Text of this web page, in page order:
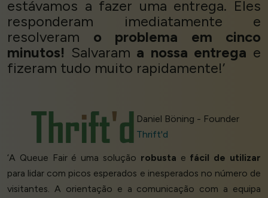
estávamos a fazer uma entrega. Eles
responderam imediatamente e
resolveram o problema em cinco
minutos! Salvaram a nossa entrega e
fizeram tudo muito rapidamente!’
Daniel Böning - Founder
Thrift'd
‘A Queue Fair é uma solução robusta e fácil de utilizar
para lidar com picos esperados e inesperados no número de
visitantes. A orientação e a comunicação com a equipa